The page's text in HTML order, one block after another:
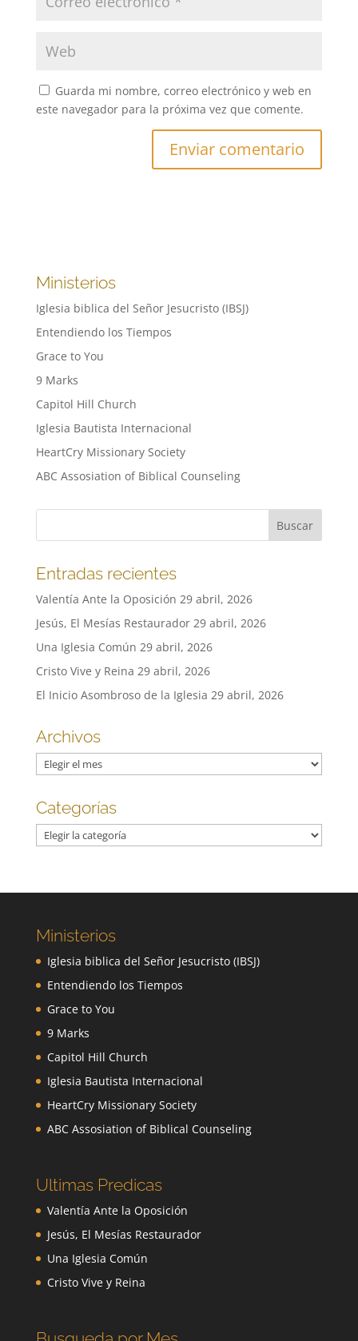
Guarda mi nombre, correo electrónico y web en
este navegador para la próxima vez que comente.
Ministerios
Iglesia biblica del Señor Jesucristo (IBSJ)
Entendiendo los Tiempos
Grace to You
9 Marks
Capitol Hill Church
Iglesia Bautista Internacional
HeartCry Missionary Society
ABC Assosiation of Biblical Counseling
Entradas recientes
Valentía Ante la Oposición 29 abril, 2026
Jesús, El Mesías Restaurador 29 abril, 2026
Una Iglesia Común 29 abril, 2026
Cristo Vive y Reina 29 abril, 2026
El Inicio Asombroso de la Iglesia 29 abril, 2026
Archivos
Archivos
Categorías
Categorías
Ministerios
Iglesia biblica del Señor Jesucristo (IBSJ)
Entendiendo los Tiempos
Grace to You
9 Marks
Capitol Hill Church
Iglesia Bautista Internacional
HeartCry Missionary Society
ABC Assosiation of Biblical Counseling
Ultimas Predicas
Valentía Ante la Oposición
Jesús, El Mesías Restaurador
Una Iglesia Común
Cristo Vive y Reina